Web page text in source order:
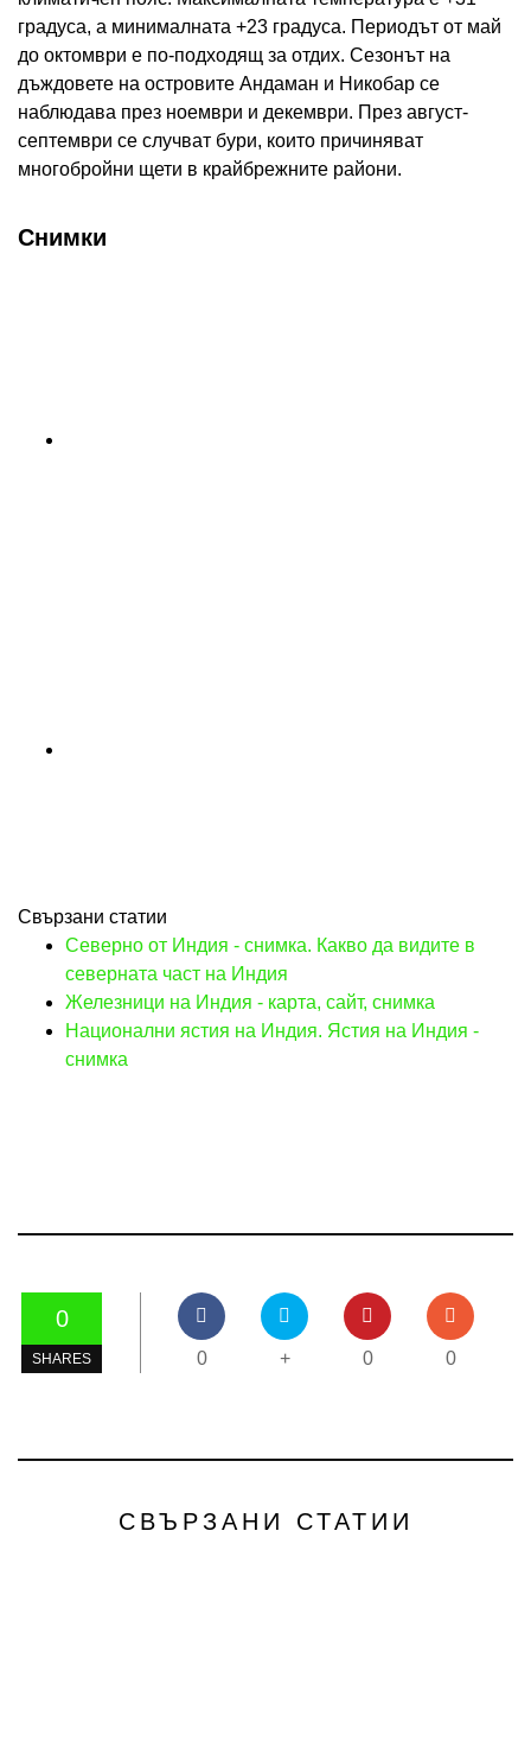
градуса, а минималната +23 градуса. Периодът от май
до октомври е по-подходящ за отдих. Сезонът на
дъждовете на островите Андаман и Никобар се
наблюдава през ноември и декември. През август-
септември се случват бури, които причиняват
многобройни щети в крайбрежните райони.
Снимки
Свързани статии
Северно от Индия - снимка. Какво да видите в
северната част на Индия
Железници на Индия - карта, сайт, снимка
Национални ястия на Индия. Ястия на Индия -
снимка
0
SHARES 0 + 0 0
СВЪРЗАНИ СТАТИИ